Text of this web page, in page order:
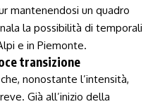
mantenendosi‌ un quadro
la possibilità di temporali
e in Piemonte.
transizione
nonostante l’intensità,
Già all’inizio della